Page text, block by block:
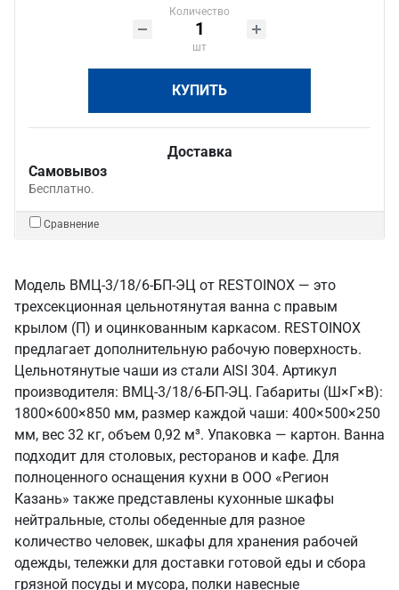
Количество
шт
КУПИТЬ
Доставка
Самовывоз
Бесплатно.
Сравнение
Модель ВМЦ-3/18/6-БП-ЭЦ от RESTOINOX — это
трехсекционная цельнотянутая ванна с правым
крылом (П) и оцинкованным каркасом. RESTOINOX
предлагает дополнительную рабочую поверхность.
Цельнотянутые чаши из стали AISI 304. Артикул
производителя: ВМЦ-3/18/6-БП-ЭЦ. Габариты (Ш×Г×В):
1800×600×850 мм, размер каждой чаши: 400×500×250
мм, вес 32 кг, объем 0,92 м³. Упаковка — картон. Ванна
подходит для столовых, ресторанов и кафе. Для
полноценного оснащения кухни в ООО «Регион
Казань» также представлены кухонные шкафы
нейтральные, столы обеденные для разное
количество человек, шкафы для хранения рабочей
одежды, тележки для доставки готовой еды и сбора
грязной посуды и мусора, полки навесные